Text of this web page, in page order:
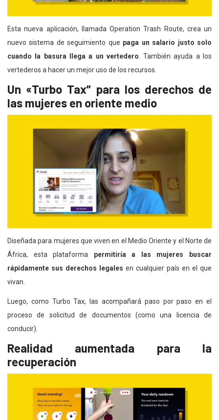
Esta nueva aplicación, llamada Operation Trash Route, crea un
nuevo sistema de seguimiento que paga un salario justo solo
cuando la basura llega a un vertedero . También ayuda a los
vertederos a hacer un mejor uso de los recursos.
Un «Turbo Tax” para los derechos de
las mujeres en oriente medio
Diseñada para mujeres que viven en el Medio Oriente y el Norte de
África, esta plataforma permitiría a las mujeres buscar
rápidamente sus derechos legales en cualquier país en el que
vivan.
Luego, como Turbo Tax, las acompañará paso por paso en el
proceso de solicitud de documentos (como una licencia de
conducir).
Realidad aumentada para la
recuperación